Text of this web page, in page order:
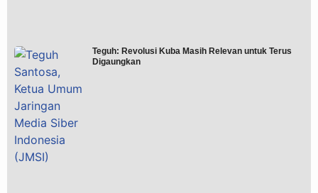
Teguh: Revolusi Kuba Masih Relevan untuk Terus
Digaungkan